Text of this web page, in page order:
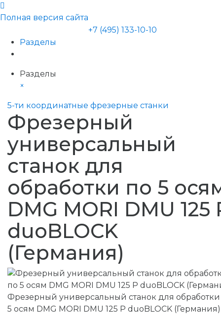
Полная версия сайта
+7 (495) 133-10-10
Разделы
Разделы
×
5-ти координатные фрезерные станки
Фрезерный
универсальный
станок для
обработки по 5
DMG MORI DMU 125
duoBLOCK
(Германия)
Фрезерный универсальный станок для
5 осям DMG MORI DMU 125 P duoBLOCK (Германия)